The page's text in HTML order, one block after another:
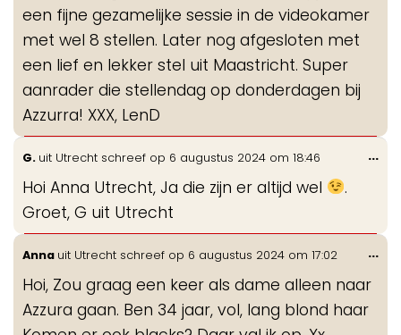
een fijne gezamelijke sessie in de videokamer
met wel 8 stellen. Later nog afgesloten met
een lief en lekker stel uit Maastricht. Super
aanrader die stellendag op donderdagen bij
Azzurra! XXX, LenD
G. uit Utrecht schreef op 6 augustus 2024 om 18:46
Hoi Anna Utrecht, Ja die zijn er altijd wel
.
Groet, G uit Utrecht
...
Anna uit Utrecht schreef op 6 augustus 2024 om 17:02
Hoi, Zou graag een keer als dame alleen naar
Azzura gaan. Ben 34 jaar, vol, lang blond haar
...